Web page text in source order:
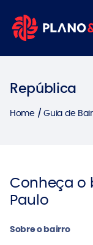
República
Home Guia de
Conheça o
Paulo
Sobre o bairro